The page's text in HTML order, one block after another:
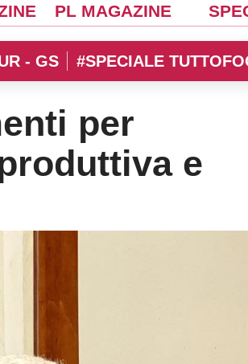
PL MAGAZINE
- GS #SPECIALE
per
e